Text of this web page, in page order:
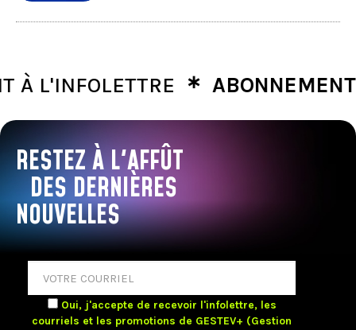
∗ABONNEMENT À
RESTEZ À L'AFFÛT
DES DERNIÈRES
NOUVELLES